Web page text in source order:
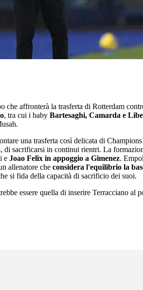
che affronterà la trasferta di Rotterdam
, tra cui i baby Bartesaghi, Camarda e
una trasferta così delicata di
di sacrificarsi in continui rientri. La
e Joao Felix in appoggio a Gimenez.
allenatore che considera l'equilibrio la
si fida della capacità di sacrificio dei suoi.
essere quella di inserire Terracciano